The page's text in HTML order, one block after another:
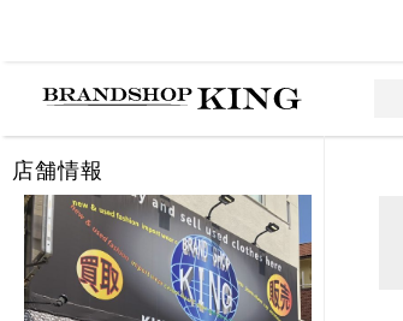
店舗情報